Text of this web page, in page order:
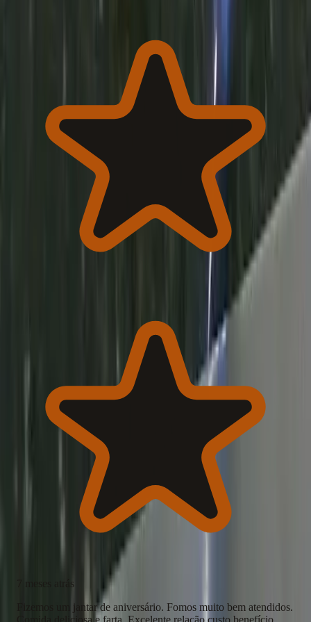
7 meses atrás
Fizemos um jantar de aniversário. Fomos muito bem atendidos.